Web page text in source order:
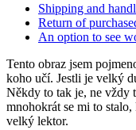
Shipping and
Return of
An option to see
Tento obraz jsem
koho učí. Jestli je velký
Někdy to tak je, ne vždy
mnohokrát se mi to
velký lektor.